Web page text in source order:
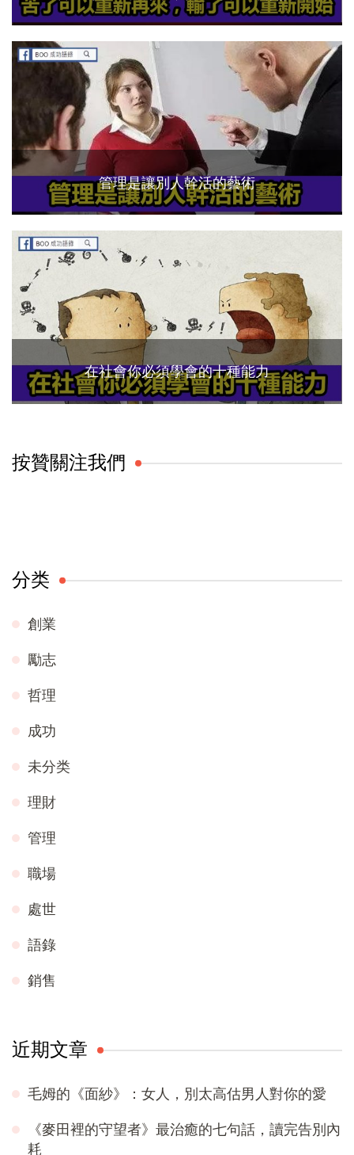
管理是讓別人幹活的藝術
在社會你必須學會的十種能力
按贊關注我們
分类
創業
勵志
哲理
成功
未分类
理財
管理
職場
處世
語錄
銷售
近期文章
毛姆的《面紗》：女人，別太高估男人對你的愛
《麥田裡的守望者》最治癒的七句話，讀完告別內
耗